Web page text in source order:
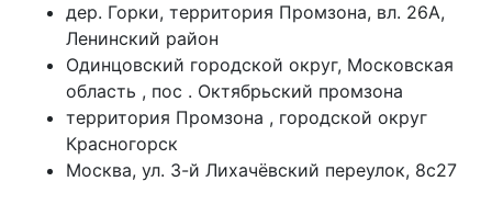
дер. Горки, территория Промзона, вл. 26А,
Ленинский район
Одинцовский городской округ, Московская
область , пос . Октябрьский промзона
территория Промзона , городской округ
Красногорск
Москва, ул. 3-й Лихачёвский переулок, 8с27